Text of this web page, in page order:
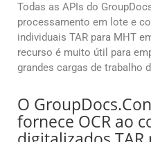
Todas as APIs do
processamento em lote e
individuais TAR para MHT
recurso é muito útil para
grandes cargas de trabalho
O
fornece OCR ao